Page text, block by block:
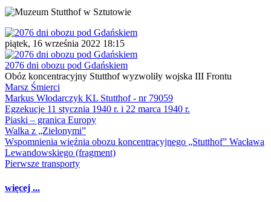
piątek, 16 września 2022 18:15
2076 dni obozu pod Gdańskiem
Obóz koncentracyjny Stutthof wyzwoliły wojska III Frontu
Marsz Śmierci
Markus Włodarczyk KL Stutthof - nr 79059
Egzekucje 11 stycznia 1940 r. i 22 marca 1940 r.
Piaski – granica Europy
Walka z „Zielonymi”
Wspomnienia więźnia obozu koncentracyjnego „Stutthof” Wacława
Lewandowskiego (fragment)
Pierwsze transporty
więcej ...